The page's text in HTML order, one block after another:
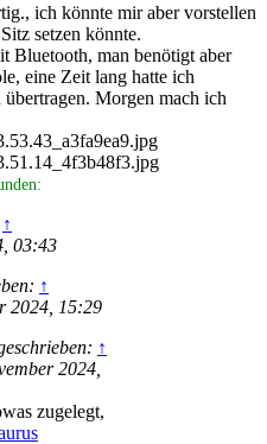
ich könnte mir aber vorstellen
setzen könnte.
Bluetooth, man benötigt aber
eine Zeit lang hatte ich
Morgen mach ich
↑
03:43
↑
2024, 15:29
↑
2024,
zugelegt,